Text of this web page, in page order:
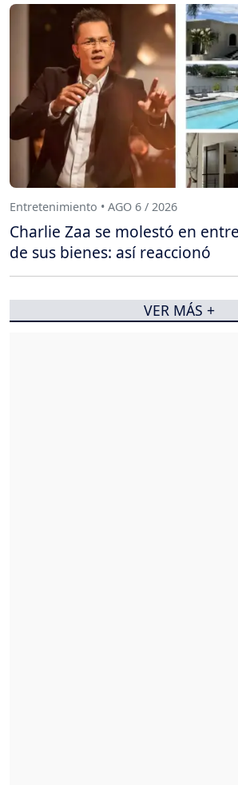
Entretenimiento • AGO 6 / 2026
Charlie Zaa se molestó en
de sus bienes: así reaccionó
VER MÁS +